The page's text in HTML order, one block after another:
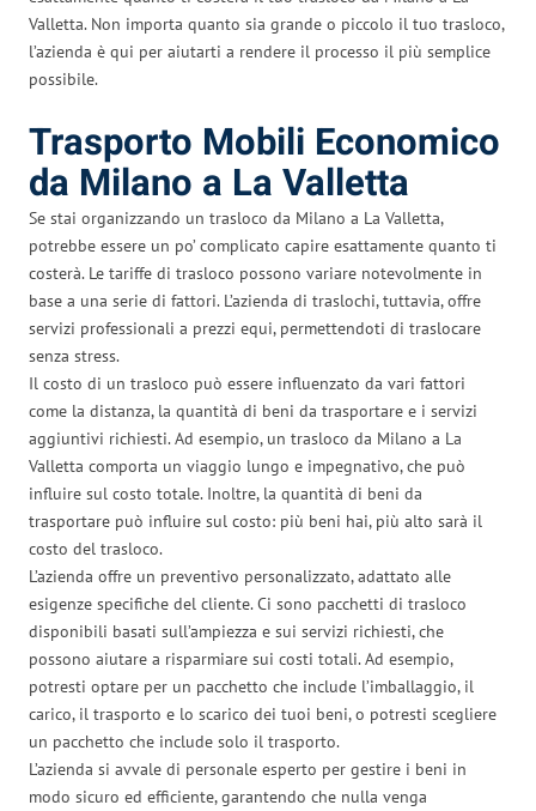
Valletta. Non importa quanto sia grande o piccolo il tuo trasloco,
l’azienda è qui per aiutarti a rendere il processo il più semplice
possibile.
Trasporto Mobili Economico
da Milano a La Valletta
Se stai organizzando un trasloco da Milano a La Valletta,
potrebbe essere un po’ complicato capire esattamente quanto ti
costerà. Le tariffe di trasloco possono variare notevolmente in
base a una serie di fattori. L’azienda di traslochi, tuttavia, offre
servizi professionali a prezzi equi, permettendoti di traslocare
senza stress.
Il costo di un trasloco può essere influenzato da vari fattori
come la distanza, la quantità di beni da trasportare e i servizi
aggiuntivi richiesti. Ad esempio, un trasloco da Milano a La
Valletta comporta un viaggio lungo e impegnativo, che può
influire sul costo totale. Inoltre, la quantità di beni da
trasportare può influire sul costo: più beni hai, più alto sarà il
costo del trasloco.
L’azienda offre un preventivo personalizzato, adattato alle
esigenze specifiche del cliente. Ci sono pacchetti di trasloco
disponibili basati sull’ampiezza e sui servizi richiesti, che
possono aiutare a risparmiare sui costi totali. Ad esempio,
potresti optare per un pacchetto che include l’imballaggio, il
carico, il trasporto e lo scarico dei tuoi beni, o potresti scegliere
un pacchetto che include solo il trasporto.
L’azienda si avvale di personale esperto per gestire i beni in
modo sicuro ed efficiente, garantendo che nulla venga